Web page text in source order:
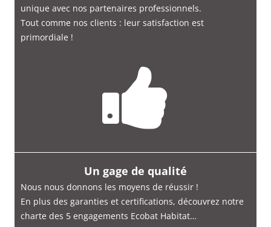
unique avec nos partenaires professionnels.
Tout comme nos clients : leur satisfaction est
primordiale !
Un gage de qualité
Nous nous donnons les moyens de réussir !
En plus des garanties et certifications, découvrez notre
charte des 5 engagements Ecobat Habitat…